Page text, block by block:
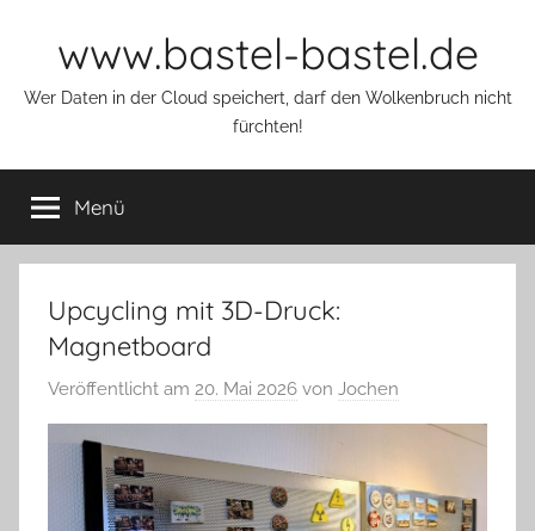
www.bastel-bastel.de
Wer Daten in der Cloud speichert, darf den Wolkenbruch nicht
fürchten!
Menü
Upcycling mit 3D-Druck:
Magnetboard
Veröffentlicht am 20. Mai 2026 von Jochen